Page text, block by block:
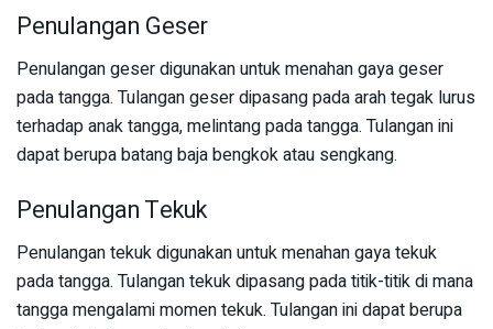
Penulangan Geser
Penulangan geser digunakan untuk menahan gaya geser
pada tangga. Tulangan geser dipasang pada arah tegak lurus
terhadap anak tangga, melintang pada tangga. Tulangan ini
dapat berupa batang baja bengkok atau sengkang.
Penulangan Tekuk
Penulangan tekuk digunakan untuk menahan gaya tekuk
pada tangga. Tulangan tekuk dipasang pada titik-titik di mana
tangga mengalami momen tekuk. Tulangan ini dapat berupa